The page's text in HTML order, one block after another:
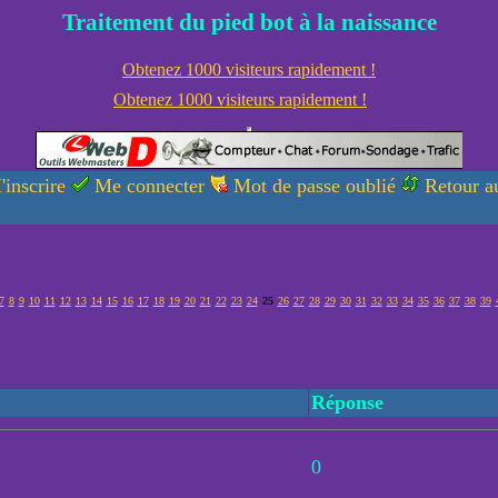
Traitement du pied bot à la naissance
Obtenez 1000 visiteurs rapidement !
Obtenez 1000 visiteurs rapidement !
Me connecter Mot de passe oublié Retour
7 8 9 10 11 12 13 14 15 16 17 18 19 20 21 22 23 24 25 26 27 28 29 30 31 32 33 34 35 36 37 38 39
Réponse
0